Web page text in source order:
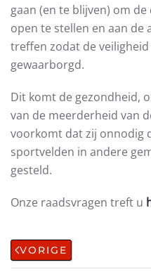
gaan (en te blijven) om
open te stellen en aan de
treffen zodat de
gewaarborgd.
Dit komt de gezondheid,
van de meerderheid van
voorkomt dat zij onnodig
sportvelden in andere
gesteld.
Onze raadsvragen treft u
VORIGE